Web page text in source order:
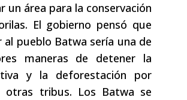
un área para la conservación
El gobierno pensó que
al pueblo Batwa sería una de
maneras de detener la
y la deforestación por
otras tribus. Los Batwa se